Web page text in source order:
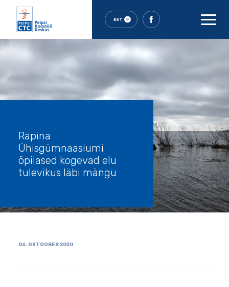
EST
Räpina
Ühisgümnaasiumi
õpilased kogevad elu
tulevikus läbi mängu
06. OKTOOBER 2020